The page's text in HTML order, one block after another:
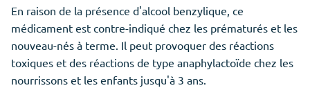
En raison de la présence d'alcool benzylique, ce
médicament est contre-indiqué chez les prématurés et les
nouveau-nés à terme. Il peut provoquer des réactions
toxiques et des réactions de type anaphylactoïde chez les
nourrissons et les enfants jusqu'à 3 ans.